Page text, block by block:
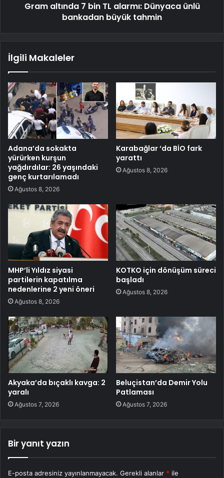
Gram altında 7 bin TL alarmı: Dünyaca ünlü
bankadan büyük tahmin
İlgili Makaleler
Adana’da sokakta
yürürken kurşun
yağdırdılar: 26 yaşındaki
genç kurtarılamadı
Ağustos 8, 2026
Karabağlar ‘da BİO fark
yarattı
Ağustos 8, 2026
MHP’li Yıldız siyasi
partilerin kapatılma
nedenlerine 2 yeni öneri
Ağustos 8, 2026
KOTKO için dönüşüm süreci
başladı
Ağustos 8, 2026
Akyaka’da bıçaklı kavga: 2
yaralı
Ağustos 7, 2026
Beluçistan’da Demir Yolu
Patlaması
Ağustos 7, 2026
Bir yanıt yazın
E-posta adresiniz yayınlanmayacak. Gerekli alanlar * ile